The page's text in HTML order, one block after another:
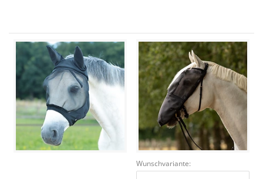
Wunschvariante: